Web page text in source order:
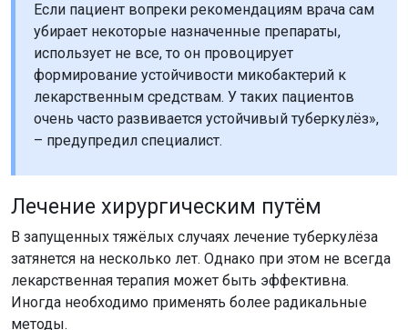
Если пациент вопреки рекомендациям врача сам
убирает некоторые назначенные препараты,
использует не все, то он провоцирует
формирование устойчивости микобактерий к
лекарственным средствам. У таких пациентов
очень часто развивается устойчивый туберкулёз»,
– предупредил специалист.
Лечение хирургическим путём
В запущенных тяжёлых случаях лечение туберкулёза
затянется на несколько лет. Однако при этом не всегда
лекарственная терапия может быть эффективна.
Иногда необходимо применять более радикальные
методы.